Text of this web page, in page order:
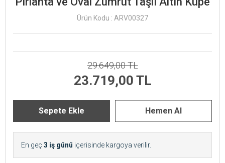
Ürün Kodu : ARV00327
29.649,00 TL
23.719,00 TL
En geç 3 iş günü içerisinde kargoya verilir.